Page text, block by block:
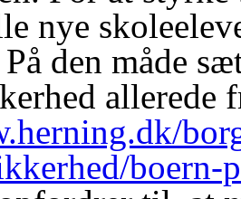
nye
den måde
allerede
boern-